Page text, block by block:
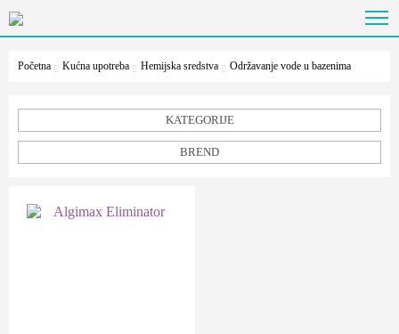
Početna Kućna upotreba Hemijska sredstva Održavanje vode u bazenima
KATEGORIJE
BREND